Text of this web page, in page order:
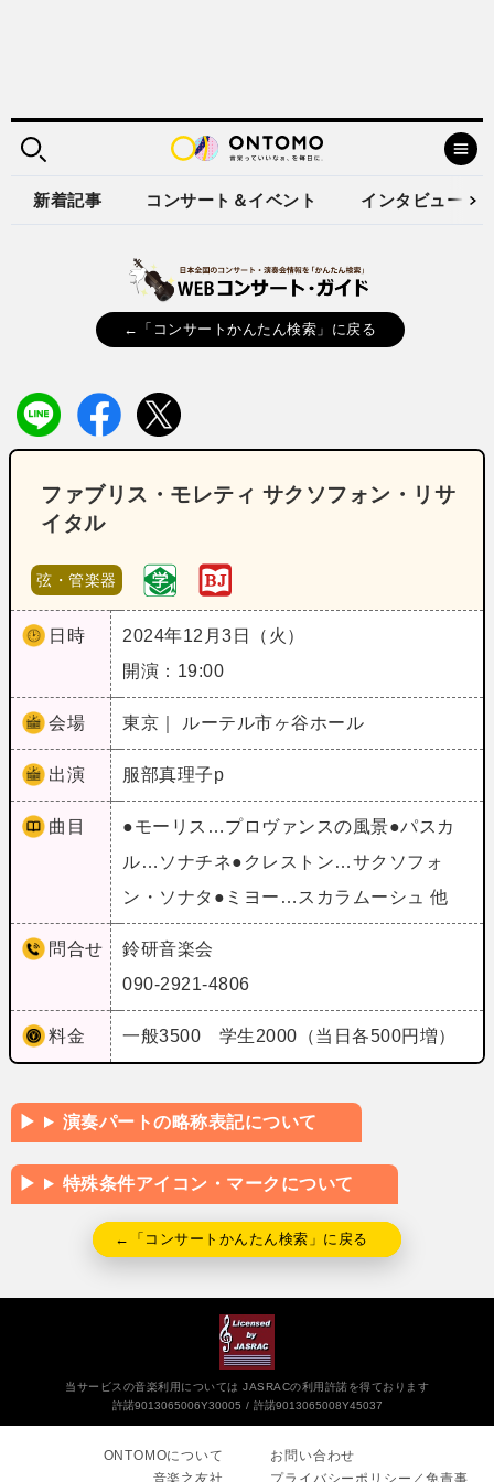
新着記事 コンサート＆イベント インタビュー
←「コンサートかんたん検索」に戻る
ファブリス・モレティ サクソフォン・リサ
イタル
弦・管楽器
日時
2024年12月3日（火）
開演：19:00
会場 東京｜ ルーテル市ヶ谷ホール
出演 服部真理子p
曲目
●モーリス…プロヴァンスの風景●パスカ
ル…ソナチネ●クレストン…サクソフォ
ン・ソナタ●ミヨー…スカラムーシュ 他
問合せ
鈴研音楽会
090-2921-4806
料金 一般3500 学生2000（当日各500円増）
演奏パートの略称表記について
特殊条件アイコン・マークについて
←「コンサートかんたん検索」に戻る
当サービスの音楽利用については JASRACの利用許諾を得ております
許諾9013065006Y30005
許諾9013065008Y45037
ONTOMOについて
音楽之友社
お問い合わせ
プライバシーポリシー／免責事